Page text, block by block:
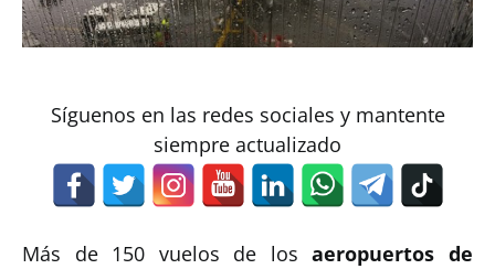
Síguenos en las redes sociales y mantente
siempre actualizado
Más de 150 vuelos de losaeropuertos de